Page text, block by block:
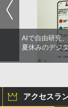
AIで自由研究
夏休みのデジ
アクセスラ